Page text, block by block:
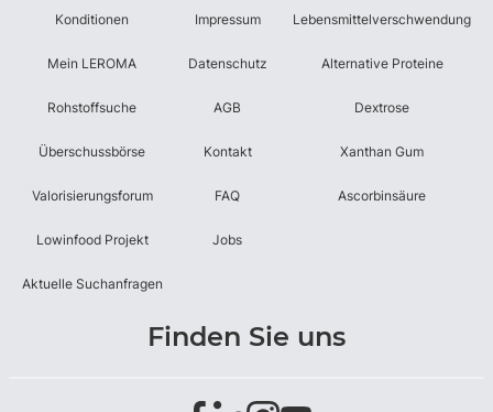
Konditionen
Mein LEROMA
Rohstoffsuche
Überschussbörse
Valorisierungsforum
Lowinfood Projekt
Aktuelle Suchanfragen
Impressum
Datenschutz
AGB
Kontakt
FAQ
Jobs
Lebensmittelverschwendung
Alternative Proteine
Dextrose
Xanthan Gum
Ascorbinsäure
Finden Sie uns